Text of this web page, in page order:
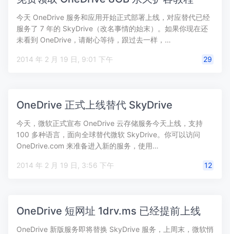
今天 OneDrive 服务和应用开始正式部署上线，对应替代已经
服务了 7 年的 SkyDrive（改名事情的始末）。如果你现在还
未看到 OneDrive，请耐心等待，跟过去一样，…
2014 年 2 月 19 日, 9:01 下午 29
OneDrive 正式上线替代 SkyDrive
今天，微软正式宣布 OneDrive 云存储服务今天上线，支持
100 多种语言，面向全球替代微软 SkyDrive。你可以访问
OneDrive.com 来准备进入新的服务，使用…
2014 年 2 月 19 日, 3:56 下午 12
OneDrive 短网址 1drv.ms 已经提前上线
OneDrive 新版服务即将替换 SkyDrive 服务，上周末，微软悄